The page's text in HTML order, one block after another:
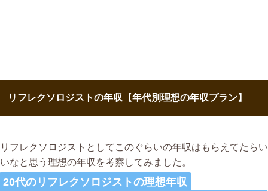
リフレクソロジストの年収【年代別理想の年収プラン】
リフレクソロジストとしてこのぐらいの年収はもらえてたらい
いなと思う理想の年収を考察してみました。
20代のリフレクソロジストの理想年収